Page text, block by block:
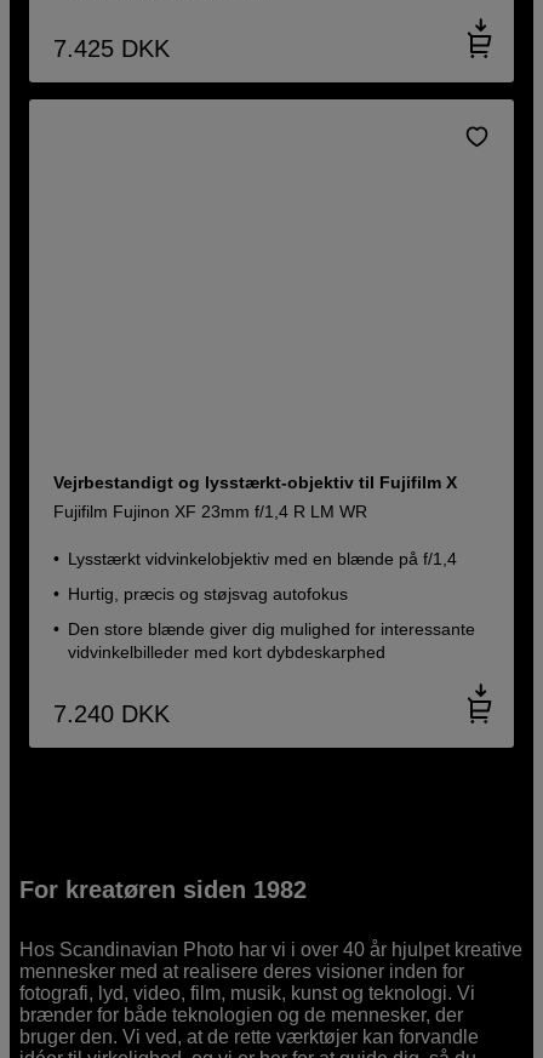
7.425 DKK
Vejrbestandigt og lysstærkt-objektiv til Fujifilm X
Fujifilm Fujinon XF 23mm f/1,4 R LM WR
Lysstærkt vidvinkelobjektiv med en blænde på f/1,4
Hurtig, præcis og støjsvag autofokus
Den store blænde giver dig mulighed for interessante
vidvinkelbilleder med kort dybdeskarphed
7.240 DKK
For kreatøren siden 1982
Hos Scandinavian Photo har vi i over 40 år hjulpet kreative
mennesker med at realisere deres visioner inden for
fotografi, lyd, video, film, musik, kunst og teknologi. Vi
brænder for både teknologien og de mennesker, der
bruger den. Vi ved, at de rette værktøjer kan forvandle